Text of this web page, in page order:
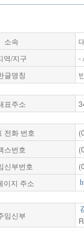
소속
역/지구
-
글명칭
표주소
전화 번호
스번호
신부번호
이지 주소
임신부